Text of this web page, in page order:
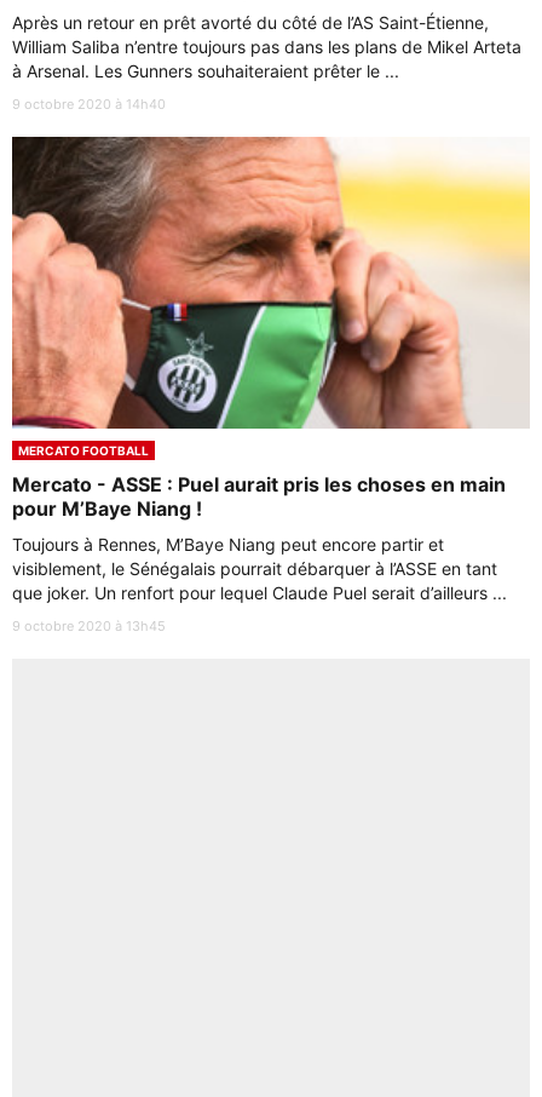
Après un retour en prêt avorté du côté de l’AS Saint-Étienne,
William Saliba n’entre toujours pas dans les plans de Mikel Arteta
à Arsenal. Les Gunners souhaiteraient prêter le ...
9 octobre 2020 à 14h40
MERCATO FOOTBALL
Mercato - ASSE : Puel aurait pris les choses en main
pour M’Baye Niang !
Toujours à Rennes, M’Baye Niang peut encore partir et
visiblement, le Sénégalais pourrait débarquer à l’ASSE en tant
que joker. Un renfort pour lequel Claude Puel serait d’ailleurs ...
9 octobre 2020 à 13h45